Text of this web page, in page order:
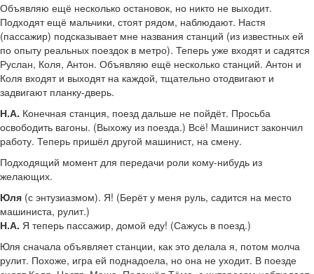
Объявляю ещё несколько остановок, но никто не выходит.
Подходят ещё мальчики, стоят рядом, наблюдают. Настя
(пассажир) подсказывает мне названия станций (из известных ей
по опыту реальных поездок в метро). Теперь уже входят и садятся
Руслан, Коля, Антон. Объявляю ещё несколько станций. Антон и
Коля входят и выходят на каждой, тщательно отодвигают и
задвигают планку-дверь.
Н.А. Конечная станция, поезд дальше не пойдёт. Просьба
освободить вагоны. (Выхожу из поезда.) Всё! Машинист закончил
работу. Теперь пришёл другой машинист, на смену.
Подходящий момент для передачи роли кому-нибудь из
желающих.
Юля (с энтузиазмом). Я! (Берёт у меня руль, садится на место
машиниста, рулит.)
Н.А. Я теперь пассажир, домой еду! (Сажусь в поезд.)
Юля сначала объявляет станции, как это делала я, потом молча
рулит. Похоже, игра ей поднадоела, но она не уходит. В поезде